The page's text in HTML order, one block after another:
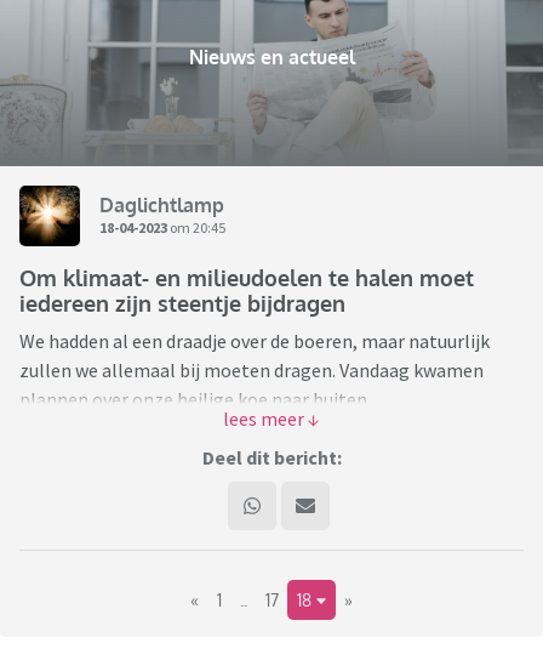
Nieuws en actueel
Daglichtlamp
18-04-2023 om 20:45
Om klimaat- en milieudoelen te halen moet
iedereen zijn steentje bijdragen
We hadden al een draadje over de boeren, maar natuurlijk
zullen we allemaal bij moeten dragen. Vandaag kwamen
plannen over onze heilige koe naar buiten.
https://nos.nl/artikel/2471933-kabinet-overweegt-
duurdere-brandstof-en-hogere-aanschafbelasting-
Toch wel even slikken om eerlijk te zijn, maar hopelijk
worden elektrische auto's hierdoor ook voor de kleine man
Deel dit bericht:
« 1 17 18 »